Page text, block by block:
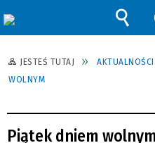
JESTEŚ TUTAJ AKTUALNOŚCI
WOLNYM
Piątek dniem